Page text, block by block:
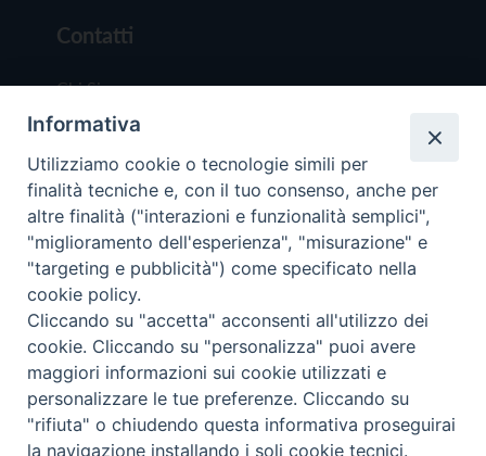
Contatti
Chi Siamo
Redazione
Scrivici
Copyright © 2019 - Tutti i diritti riservati - Vita
Trentina Editrice
Privacy Policy
Torna
Informativa
Utilizziamo cookie o tecnologie simili per
finalità tecniche e, con il tuo consenso, anche per
altre finalità ("interazioni e funzionalità semplici",
"miglioramento dell'esperienza", "misurazione" e
"targeting e pubblicità") come specificato nella
cookie policy.
Cliccando su "accetta" acconsenti all'utilizzo dei
cookie. Cliccando su "personalizza" puoi avere
maggiori informazioni sui cookie utilizzati e
personalizzare le tue preferenze. Cliccando su
"rifiuta" o chiudendo questa informativa proseguirai
la navigazione installando i soli cookie tecnici.